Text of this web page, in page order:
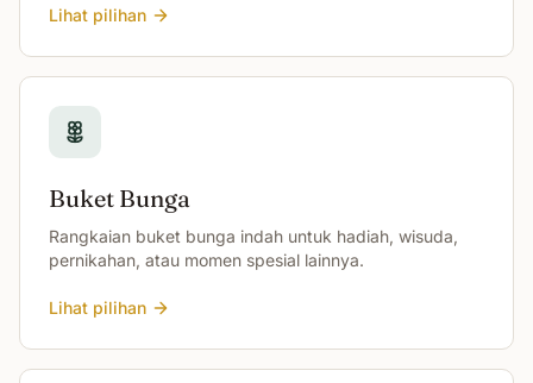
Lihat pilihan
Buket Bunga
Rangkaian buket bunga indah untuk hadiah, wisuda,
pernikahan, atau momen spesial lainnya.
Lihat pilihan